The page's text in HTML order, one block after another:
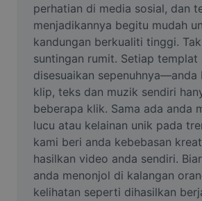
AI People Remover
AI Inpainting
Face Cutout
Video
Alih keluar latar video
Pertingkat kualiti
perhatian di media sosial, dan
menjadikannya begitu mudah
kandungan berkualiti tinggi.
suntingan rumit. Setiap templat
disesuaikan sepenuhnya—anda
klip, teks dan muzik sendiri
beberapa klik. Sama ada anda
lucu atau kelainan unik pada
kami beri anda kebebasan
hasilkan video anda sendiri.
anda menonjol di kalangan
kelihatan seperti dihasilkan